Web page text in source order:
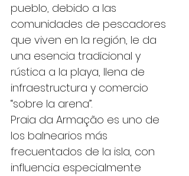
pueblo, debido a las
comunidades de pescadores
que viven en la región, le da
una esencia tradicional y
rústica a la playa, llena de
infraestructura y comercio
“sobre la arena”.
Praia da Armação es uno de
los balnearios más
frecuentados de la isla, con
influencia especialmente